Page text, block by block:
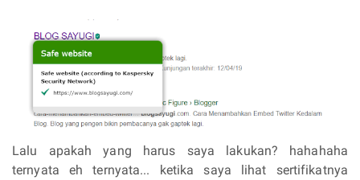
Lalu apakah yang harus saya lakukan? hahahaha
ternyata eh ternyata... ketika saya lihat sertifikatnya